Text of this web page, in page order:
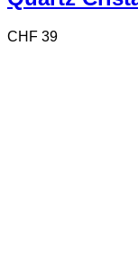
CHF 39